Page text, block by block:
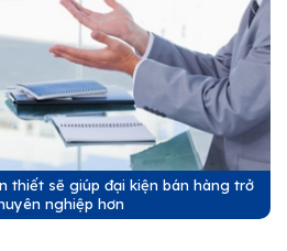
thiết sẽ giúp đại kiện bán hàng trở
nghiệp hơn